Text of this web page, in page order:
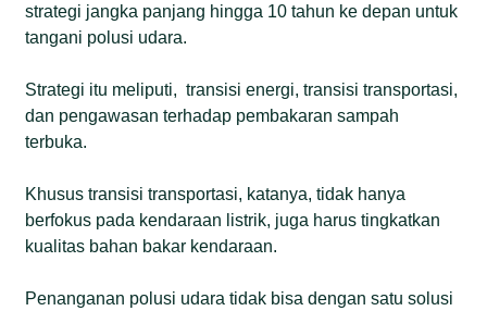
strategi jangka panjang hingga 10 tahun ke depan untuk
tangani polusi udara.
Strategi itu meliputi, transisi energi, transisi transportasi,
dan pengawasan terhadap pembakaran sampah
terbuka.
Khusus transisi transportasi, katanya, tidak hanya
berfokus pada kendaraan listrik, juga harus tingkatkan
kualitas bahan bakar kendaraan.
Penanganan polusi udara tidak bisa dengan satu solusi